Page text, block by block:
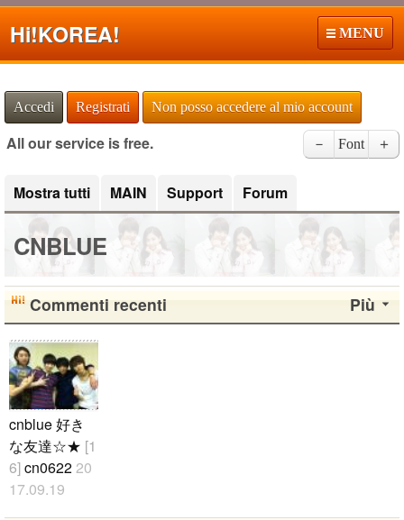
Hi!KOREA! MENU
Accedi Registrati Non posso accedere al mio account
All our service is free. － Font ＋
Mostra tutti MAIN Support Forum
CNBLUE
Più
Commenti recenti
cnblue 好き
な友達☆★ [1
6]cn0622 20
17.09.19